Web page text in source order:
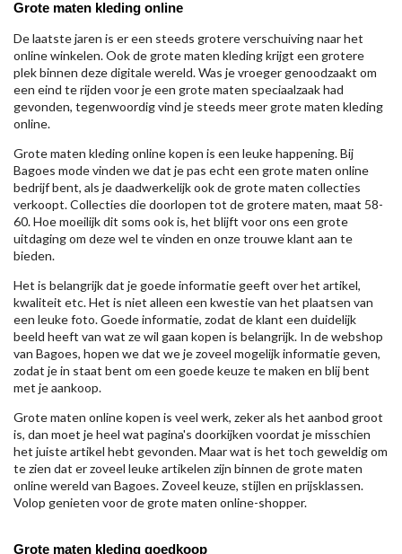
Grote maten kleding online
De laatste jaren is er een steeds grotere verschuiving naar het
online winkelen. Ook de grote maten kleding krijgt een grotere
plek binnen deze digitale wereld. Was je vroeger genoodzaakt om
een eind te rijden voor je een grote maten speciaalzaak had
gevonden, tegenwoordig vind je steeds meer grote maten kleding
online.
Grote maten kleding online kopen is een leuke happening. Bij
Bagoes mode vinden we dat je pas echt een grote maten online
bedrijf bent, als je daadwerkelijk ook de grote maten collecties
verkoopt. Collecties die doorlopen tot de grotere maten, maat 58-
60. Hoe moeilijk dit soms ook is, het blijft voor ons een grote
uitdaging om deze wel te vinden en onze trouwe klant aan te
bieden.
Het is belangrijk dat je goede informatie geeft over het artikel,
kwaliteit etc. Het is niet alleen een kwestie van het plaatsen van
een leuke foto. Goede informatie, zodat de klant een duidelijk
beeld heeft van wat ze wil gaan kopen is belangrijk. In de webshop
van Bagoes, hopen we dat we je zoveel mogelijk informatie geven,
zodat je in staat bent om een goede keuze te maken en blij bent
met je aankoop.
Grote maten online kopen is veel werk, zeker als het aanbod groot
is, dan moet je heel wat pagina's doorkijken voordat je misschien
het juiste artikel hebt gevonden. Maar wat is het toch geweldig om
te zien dat er zoveel leuke artikelen zijn binnen de grote maten
online wereld van Bagoes. Zoveel keuze, stijlen en prijsklassen.
Volop genieten voor de grote maten online-shopper.
Grote maten kleding goedkoop